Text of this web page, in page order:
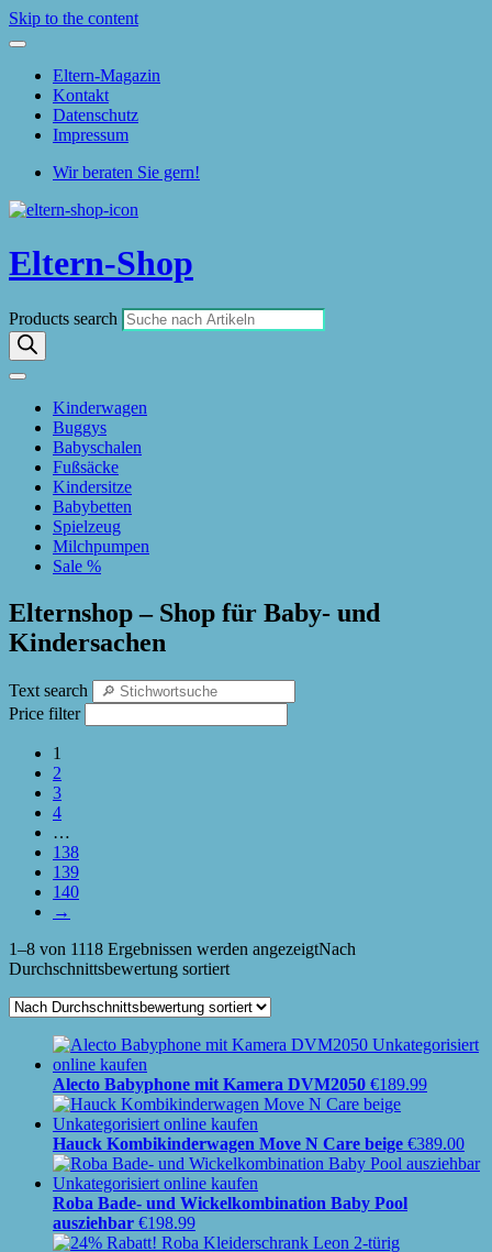
Skip to the content
Eltern-Magazin
Kontakt
Datenschutz
Impressum
Wir beraten Sie gern!
Eltern-Shop
Products search
Kinderwagen
Buggys
Babyschalen
Fußsäcke
Kindersitze
Babybetten
Spielzeug
Milchpumpen
Sale %
Elternshop – Shop für Baby- und
Kindersachen
Text search
Price filter
1
2
3
4
…
138
139
140
→
1–8 von 1118 Ergebnissen werden angezeigtNach
Durchschnittsbewertung sortiert
Alecto Babyphone mit Kamera DVM2050 €189.99
Hauck Kombikinderwagen Move N Care beige €389.00
Roba Bade- und Wickelkombination Baby Pool
ausziehbar €198.99